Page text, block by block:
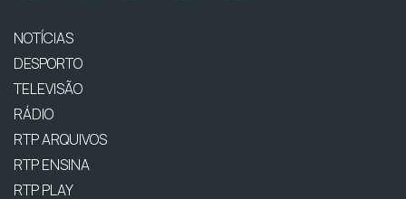
NOTÍCIAS
DESPORTO
TELEVISÃO
RÁDIO
RTP ARQUIVOS
RTP ENSINA
RTP PLAY